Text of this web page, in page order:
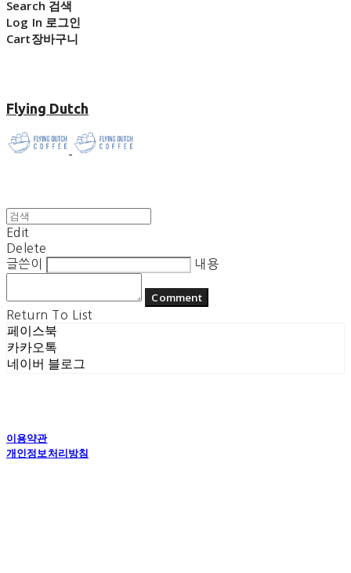
Search 검색
Log In 로그인
Cart장바구니
Flying Dutch
Edit
Delete
글쓴이
내용
Comment
Return To List
페이스북
카카오톡
네이버 블로그
이용약관
개인정보처리방침